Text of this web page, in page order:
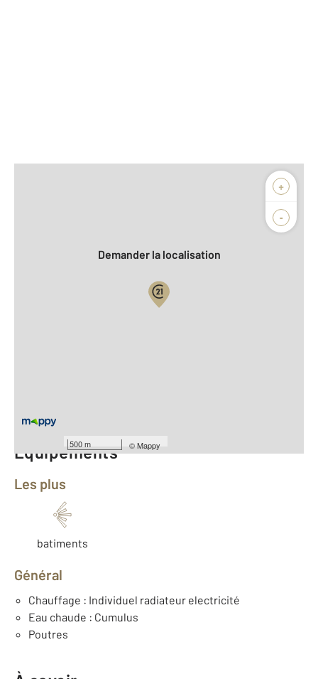
+
-
500 m ©Mappy
Biens vendus
Demander la localisation
Équipements
Les plus
batiments
Général
Chauffage : Individuel radiateur electricité
Eau chaude : Cumulus
Poutres